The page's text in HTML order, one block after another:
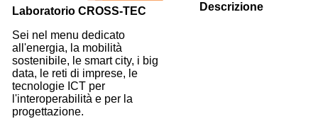
Laboratorio CROSS-TEC
Sei nel menu dedicato
all'energia, la mobilità
sostenibile, le smart city, i big
data, le reti di imprese, le
tecnologie ICT per
l'interoperabilità e per la
progettazione.
Descrizione